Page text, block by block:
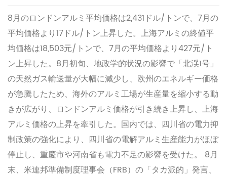
8月のロンドンアルミ平均価格は2,431ドル/トンで、7月の
平均価格より17ドル/トン上昇した。上海アルミの終値平
均価格は18,503元/トンで、7月の平均価格より427元/ト
ン上昇した。8月初旬、地政学的状況の影響で「北渓1号」
の天然ガス輸送量が大幅に減少し、欧州のエネルギー価格
が急騰したため、海外のアルミ工場が生産量を縮小する動
きが広がり、ロンドンアルミ価格が引き続き上昇し、上海
アルミ価格の上昇を牽引した。国内では、四川省の電力抑
制政策の強化により、四川省の電解アルミ生産能力がほぼ
停止し、重慶市や河南省も電力不足の影響を受けた。 8月
末、米連邦準備制度理事会（FRB）の「タカ派的」発言、